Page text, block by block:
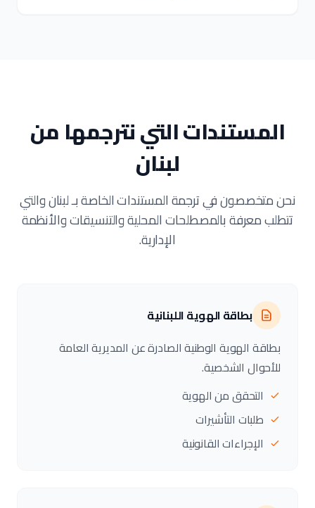
المستندات التي نترجمها من
لبنان
نحن متخصصون في ترجمة المستندات الخاصة بـ لبنان والتي
تتطلب معرفة بالمصطلحات المحلية والتنسيقات والأنظمة
الإدارية.
بطاقة الهوية اللبنانية
بطاقة الهوية الوطنية الصادرة عن المديرية العامة
للأحوال الشخصية.
التحقق من الهوية
طلبات التأشيرات
الإجراءات القانونية